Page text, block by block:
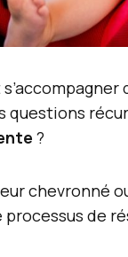
questions
?
chevronné
de